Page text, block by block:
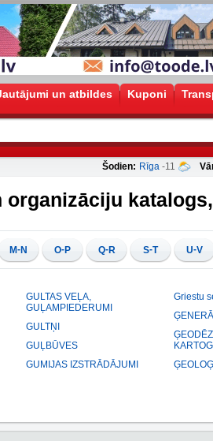
un atbildes Kuponi
Šodien: Rīga -11
M-N O-P Q-R S-T U-V
GULTAS VEĻA,
GUĻAMPIEDERUMI
GULTŅI
GUĻBŪVES
GUMIJAS IZSTRĀDĀJUMI
Griestu